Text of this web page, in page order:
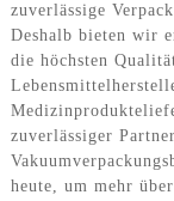
zuverlässige
Deshalb bieten wir
die höchsten
zuverlässiger
heute, um mehr